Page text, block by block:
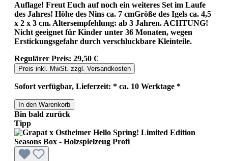
Auflage! Freut Euch auf noch ein weiteres Set im Laufe
des Jahres! Höhe des Nins ca. 7 cmGröße des Igels ca. 4,5
x 2 x 3 cm. Altersempfehlung: ab 3 Jahren. ACHTUNG!
Nicht geeignet für Kinder unter 36 Monaten, wegen
Erstickungsgefahr durch verschluckbare Kleinteile.
Regulärer Preis: 29,50 €
Preis inkl. MwSt. zzgl. Versandkosten
Sofort verfügbar, Lieferzeit: * ca. 10 Werktage *
In den Warenkorb
Bin bald zurück
Tipp